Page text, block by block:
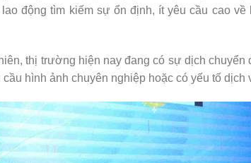
lao động tìm kiếm sự ổn định, ít yêu cầu cao
thị trường hiện nay đang có sự dịch
cầu hình ảnh chuyên nghiệp hoặc có yếu tố dịch